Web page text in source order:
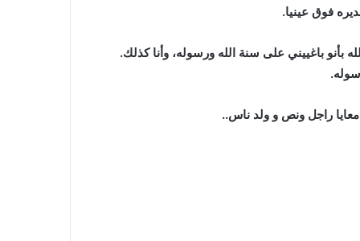
فوق عينيا.
بأنو باغييني على سنة الله ورسوله، وأنا كذلك.
معايا راجل ونص و ولد ناس..